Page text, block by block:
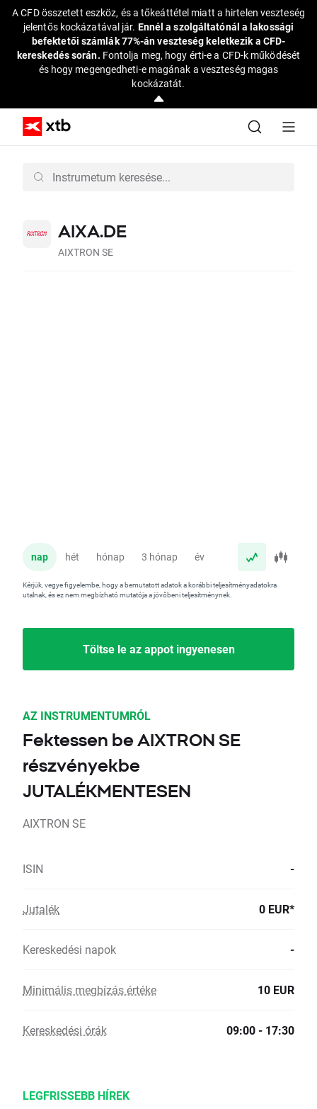
A CFD összetett eszköz, és a tőkeáttétel miatt a hirtelen veszteség
jelentős kockázatával jár. Ennél a szolgáltatónál a lakossági
befektetői számlák 77%-án veszteség keletkezik a CFD-
kereskedés során. Fontolja meg, hogy érti-e a CFD-k működését
és hogy megengedheti-e magának a veszteség magas
kockázatát.
AIXA.DE
AIXTRON SE
nap hét hónap 3 hónap év
Kérjük, vegye figyelembe, hogy a bemutatott adatok a korábbi teljesítményadatokra
utalnak, és ez nem megbízható mutatója a jövőbeni teljesítménynek.
Töltse le az appot ingyenesen
AZ INSTRUMENTUMRÓL
Fektessen be AIXTRON SE
részvényekbe
JUTALÉKMENTESEN
AIXTRON SE
ISIN -
Jutalék 0 EUR*
Kereskedési napok -
Minimális megbízás értéke 10 EUR
Kereskedési órák 09:00 - 17:30
LEGFRISSEBB HÍREK